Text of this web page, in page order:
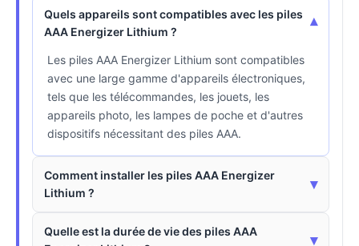
Quels appareils sont compatibles avec les piles
AAA Energizer Lithium ?
▾
Les piles AAA Energizer Lithium sont compatibles
avec une large gamme d'appareils électroniques,
tels que les télécommandes, les jouets, les
appareils photo, les lampes de poche et d'autres
dispositifs nécessitant des piles AAA.
Comment installer les piles AAA Energizer
Lithium ?
▾
Quelle est la durée de vie des piles AAA
▾